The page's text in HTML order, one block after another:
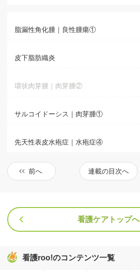
脂漏性角化腫｜良性腫瘍①
皮下脂肪織炎
環状肉芽腫｜肉芽腫②
サルコイドーシス｜肉芽腫①
先天性表皮水疱症｜水疱症④
前へ 連載の目次へ
看護ケアトップへ
看護roo!のコンテンツ一覧